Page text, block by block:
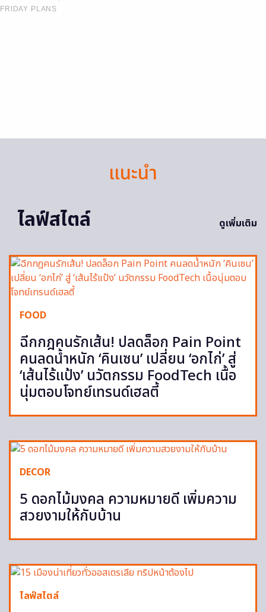
FRIDAY PLANS
แนะนำ
ไลฟ์สไตล์
ดูเพิ่มเติม
FOOD
ฉีกกฎคนรักเส้น! ปลดล็อก Pain Point
คนลดน้ำหนัก ‘คินเซน’ เปลี่ยน ‘อกไก่’ สู่
‘เส้นไร้แป้ง’ นวัตกรรม FoodTech เนื้อ
นุ่มตอบโจทย์เทรนด์เฮลตี้
DECOR
5 ดอกไม้มงคล ความหมายดี เพิ่มความ
สวยงามให้กับบ้าน
ไลฟ์สไตล์